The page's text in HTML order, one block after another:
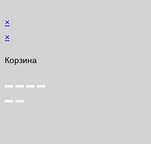
×
×
Корзина